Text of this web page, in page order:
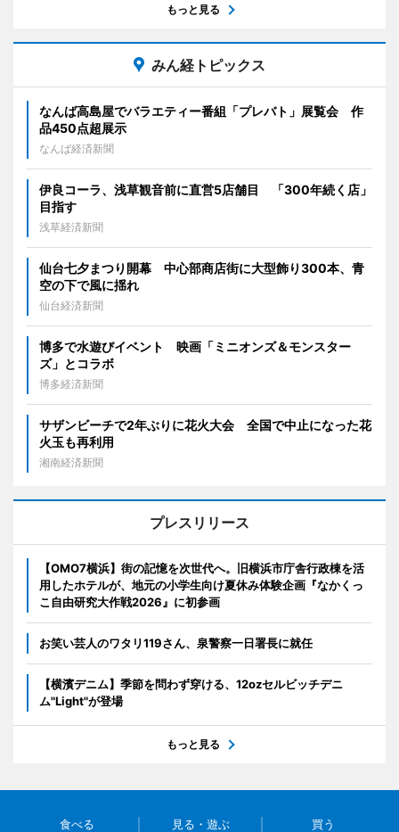
もっと見る
みん経トピックス
なんば高島屋でバラエティー番組「プレバト」展覧会 作
品450点超展示
なんば経済新聞
伊良コーラ、浅草観音前に直営5店舗目 「300年続く店」
目指す
浅草経済新聞
仙台七夕まつり開幕 中心部商店街に大型飾り300本、青
空の下で風に揺れ
仙台経済新聞
博多で水遊びイベント 映画「ミニオンズ＆モンスター
ズ」とコラボ
博多経済新聞
サザンビーチで2年ぶりに花火大会 全国で中止になった花
火玉も再利用
湘南経済新聞
プレスリリース
【OMO7横浜】街の記憶を次世代へ。旧横浜市庁舎行政棟を活
用したホテルが、地元の小学生向け夏休み体験企画『なかくっ
こ自由研究大作戦2026』に初参画
お笑い芸人のワタリ119さん、泉警察一日署長に就任
【横濱デニム】季節を問わず穿ける、12ozセルビッチデニ
ム"Light"が登場
もっと見る
食べる 見る・遊ぶ 買う